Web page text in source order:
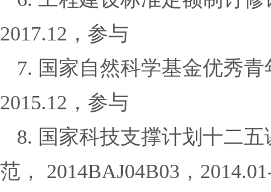
2017.12 ，参与
7. 国家自然科学基金优秀
2015.12 ，参与
8. 国家科技支撑计划十二
范，
2014BAJ04B03 ，